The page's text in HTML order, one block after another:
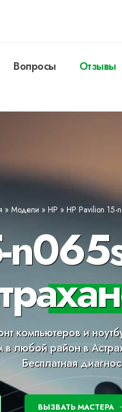
Вопросы Отзывы
» Модели » HP » HP Pavilion 15-
компьютеров и
любой район в
Бесплатная
ВЫЗВАТЬ МАСТЕРА